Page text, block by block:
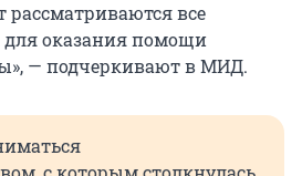
все
оказания помощи
— подчеркивают в МИД.